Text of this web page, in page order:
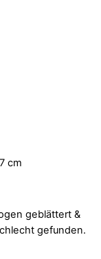
cm
geblättert &
gefunden.